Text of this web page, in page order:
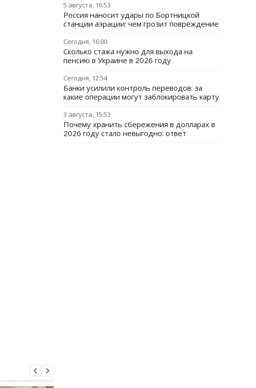
5 августа, 16:53
Россия наносит удары по Бортницкой
станции аэрации: чем грозит повреждение
Сегодня, 16:00
Сколько стажа нужно для выхода на
пенсию в Украине в 2026 году
Сегодня, 12:54
Банки усилили контроль переводов: за
какие операции могут заблокировать карту
3 августа, 15:53
Почему хранить сбережения в долларах в
2026 году стало невыгодно: ответ